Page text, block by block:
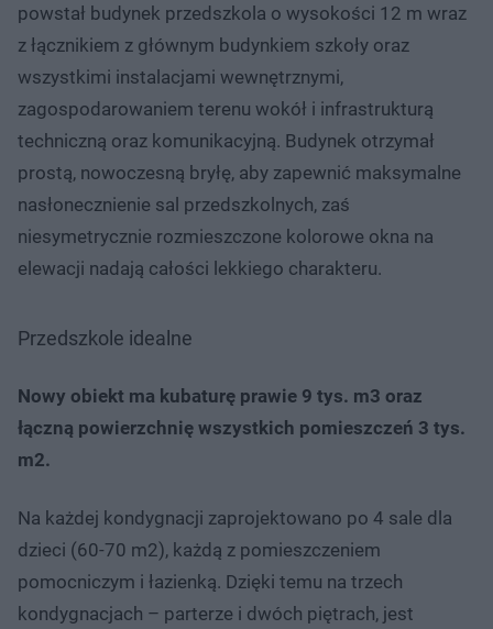
powstał budynek przedszkola o wysokości 12 m wraz
z łącznikiem z głównym budynkiem szkoły oraz
wszystkimi instalacjami wewnętrznymi,
zagospodarowaniem terenu wokół i infrastrukturą
techniczną oraz komunikacyjną. Budynek otrzymał
prostą, nowoczesną bryłę, aby zapewnić maksymalne
nasłonecznienie sal przedszkolnych, zaś
niesymetrycznie rozmieszczone kolorowe okna na
elewacji nadają całości lekkiego charakteru.
Przedszkole idealne
Nowy obiekt ma kubaturę prawie 9 tys. m3 oraz
łączną powierzchnię wszystkich pomieszczeń 3 tys.
m2.
Na każdej kondygnacji zaprojektowano po 4 sale dla
dzieci (60-70 m2), każdą z pomieszczeniem
pomocniczym i łazienką. Dzięki temu na trzech
kondygnacjach – parterze i dwóch piętrach, jest